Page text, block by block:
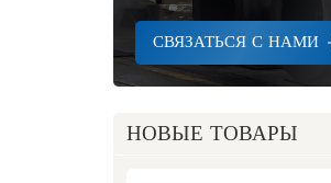
СВЯЗАТЬСЯ С НАМИ
НОВЫЕ ТОВАРЫ